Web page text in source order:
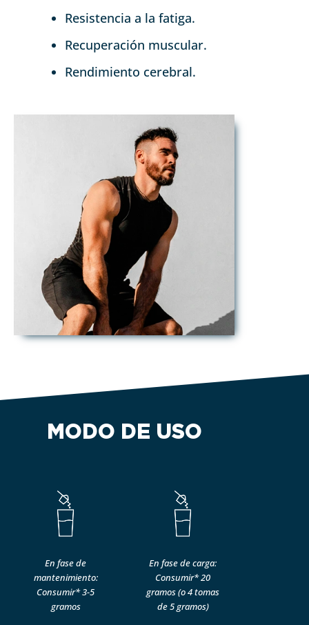
Resistencia a la fatiga.
Recuperación muscular.
Rendimiento cerebral.
MODO DE USO
En fase de
mantenimiento:
Consumir* 3-5
gramos
En fase de carga:
Consumir* 20
gramos (o 4 tomas
de 5 gramos)